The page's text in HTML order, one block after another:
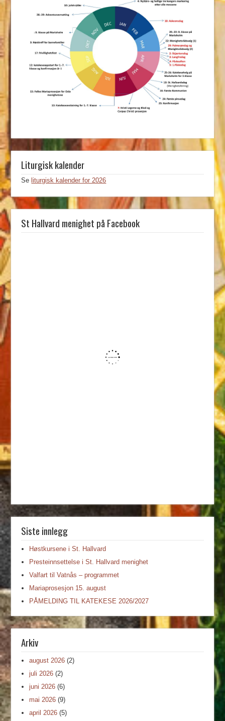
Liturgisk kalender
Se liturgisk kalender for 2026
St Hallvard menighet på Facebook
Siste innlegg
Høstkursene i St. Hallvard
Presteinnsettelse i St. Hallvard menighet
Valfart til Vatnås – programmet
Mariaprosesjon 15. august
PÅMELDING TIL KATEKESE 2026/2027
Arkiv
august 2026 (2)
juli 2026 (2)
juni 2026 (6)
mai 2026 (9)
april 2026 (5)